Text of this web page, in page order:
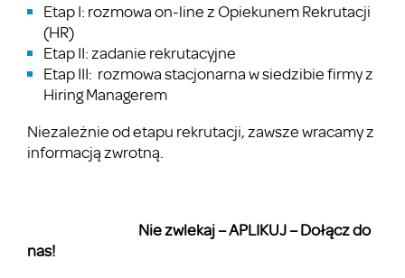
Etap I: rozmowa on-line z Opiekunem Rekrutacji
(HR)
Etap II: zadanie rekrutacyjne
Etap III: rozmowa stacjonarna w siedzibie firmy z
Hiring Managerem
Niezależnie od etapu rekrutacji, zawsze wracamy z
informacją zwrotną.
Nie zwlekaj – APLIKUJ – Dołącz do
nas!